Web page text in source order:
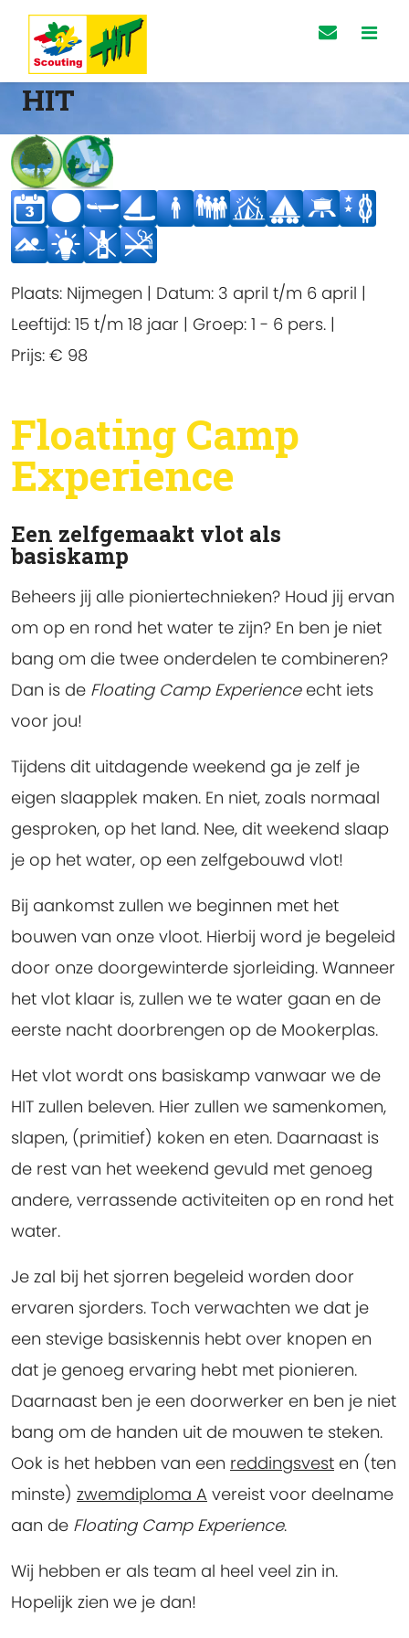
HIT
Plaats: Nijmegen | Datum: 3 april t/m 6 april |
Leeftijd: 15 t/m 18 jaar | Groep: 1 - 6 pers. |
Prijs: € 98
Floating Camp
Experience
Een zelfgemaakt vlot als
basiskamp
Beheers jij alle pioniertechnieken? Houd jij ervan
om op en rond het water te zijn? En ben je niet
bang om die twee onderdelen te combineren?
Dan is de Floating Camp Experienceecht iets
voor jou!
Tijdens dit uitdagende weekend ga je zelf je
eigen slaapplek maken. En niet, zoals normaal
gesproken, op het land. Nee, dit weekend slaap
je op het water, op een zelfgebouwd vlot!
Bij aankomst zullen we beginnen met het
bouwen van onze vloot. Hierbij word je begeleid
door onze doorgewinterde sjorleiding. Wanneer
het vlot klaar is, zullen we te water gaan en de
eerste nacht doorbrengen op de Mookerplas.
Het vlot wordt ons basiskamp vanwaar we de
HIT zullen beleven. Hier zullen we samenkomen,
slapen, (primitief) koken en eten. Daarnaast is
de rest van het weekend gevuld met genoeg
andere, verrassende activiteiten op en rond het
water.
Je zal bij het sjorren begeleid worden door
ervaren sjorders. Toch verwachten we dat je
een stevige basiskennis hebt over knopen en
dat je genoeg ervaring hebt met pionieren.
Daarnaast ben je een doorwerker en ben je niet
bang om de handen uit de mouwen te steken.
Ook is het hebben van een reddingsvest en (ten
minste) zwemdiploma A vereist voor deelname
aan de Floating Camp Experience.
Wij hebben er als team al heel veel zin in.
Hopelijk zien we je dan!